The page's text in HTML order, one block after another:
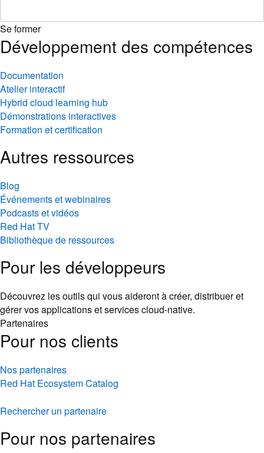
Se former
Développement des compétences
Documentation
Atelier interactif
Hybrid cloud learning hub
Démonstrations interactives
Formation et certification
Autres ressources
Blog
Événements et webinaires
Podcasts et vidéos
Red Hat TV
Bibliothèque de ressources
Pour les développeurs
Découvrez les outils qui vous aideront à créer, distribuer et
gérer vos applications et services cloud-native.
Partenaires
Pour nos clients
Nos partenaires
Red Hat Ecosystem Catalog
Rechercher un partenaire
Pour nos partenaires